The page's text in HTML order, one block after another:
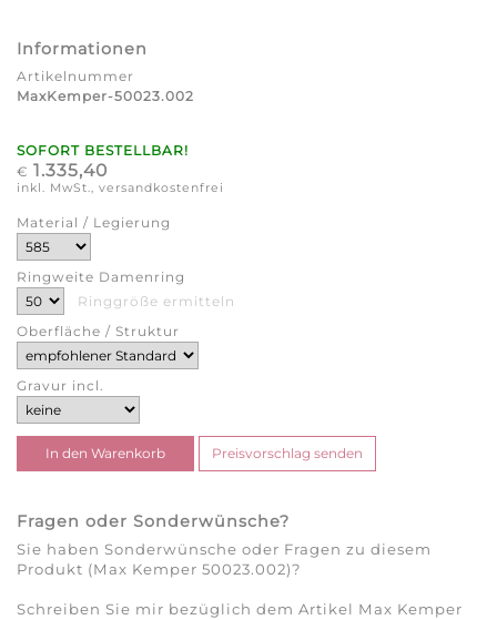
Informationen
Artikelnummer
MaxKemper-50023.002
SOFORT BESTELLBAR!
€ 1.335,40
inkl. MwSt., versandkostenfrei
Material / Legierung
Ringweite Damenring
Ringgröße ermitteln
Oberfläche / Struktur
Gravur incl.
Fragen oder Sonderwünsche?
Sie haben Sonderwünsche oder Fragen zu diesem
Produkt (Max Kemper 50023.002)?
Schreiben Sie mir bezüglich dem Artikel Max Kemper